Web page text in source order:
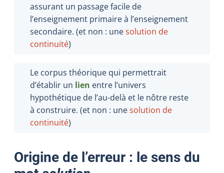
assurant un passage facile de
l’enseignement primaire à l’enseignement
secondaire. (et non : unesolution de
continuité)
Le corpus théorique qui permettrait
d’établir un lien entre l’univers
hypothétique de l’au-delà et le nôtre reste
à construire. (et non : unesolution de
continuité)
Origine de l’erreur : le sens du